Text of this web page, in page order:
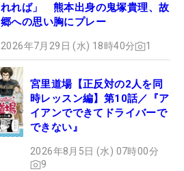
れれば」 熊本出身の鬼塚貴理、故
郷への思い胸にプレー
2026年7月29日 (水) 18時40分 1
宮里道場【正反対の2人を同
時レッスン編】第10話／『ア
イアンでできてドライバーで
できない』
2026年8月5日 (水) 07時00分
9